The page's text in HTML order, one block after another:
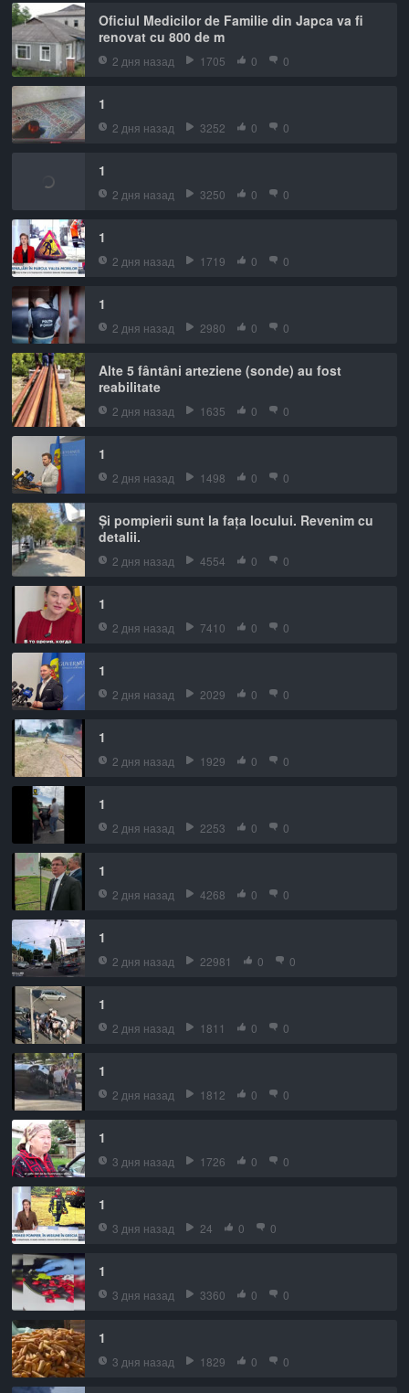
Oficiul Medicilor de Familie din Japca va fi
renovat cu 800 de m
2 дня назад 1705 0 0
1
2 дня назад 3252 0 0
1
2 дня назад 3250 0 0
1
2 дня назад 1719 0 0
1
2 дня назад 2980 0 0
Alte 5 fântâni arteziene (sonde) au fost
reabilitate
2 дня назад 1635 0 0
1
2 дня назад 1498 0 0
Și pompierii sunt la fața locului. Revenim cu
detalii.
2 дня назад 4554 0 0
1
2 дня назад 7410 0 0
1
2 дня назад 2029 0 0
1
2 дня назад 1929 0 0
1
2 дня назад 2253 0 0
1
2 дня назад 4268 0 0
1
2 дня назад 22981 0 0
1
2 дня назад 1811 0 0
1
2 дня назад 1812 0 0
1
3 дня назад 1726 0 0
1
3 дня назад 24 0 0
1
3 дня назад 3360 0 0
1
3 дня назад 1829 0 0